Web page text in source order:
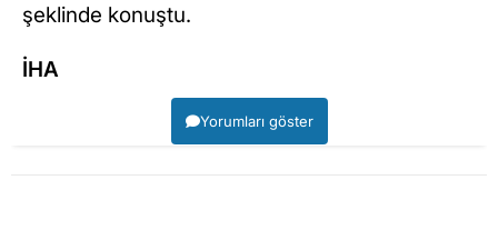
şeklinde konuştu.
İHA
Yorumları göster